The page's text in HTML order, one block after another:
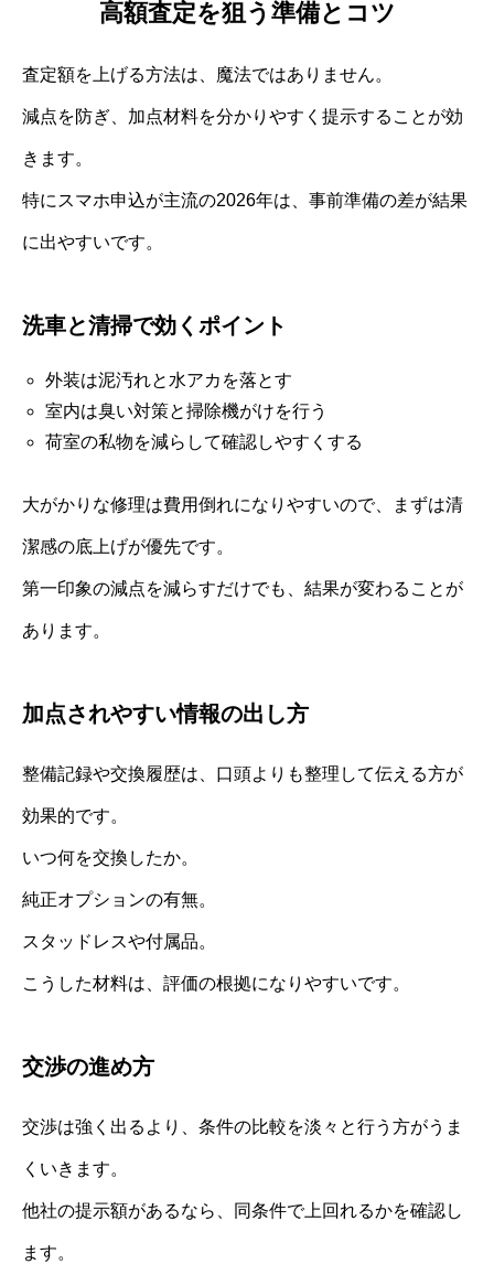
高額査定を狙う準備とコツ
査定額を上げる方法は、魔法ではありません。
減点を防ぎ、加点材料を分かりやすく提示することが効
きます。
特にスマホ申込が主流の2026年は、事前準備の差が結果
に出やすいです。
洗車と清掃で効くポイント
外装は泥汚れと水アカを落とす
室内は臭い対策と掃除機がけを行う
荷室の私物を減らして確認しやすくする
大がかりな修理は費用倒れになりやすいので、まずは清
潔感の底上げが優先です。
第一印象の減点を減らすだけでも、結果が変わることが
あります。
加点されやすい情報の出し方
整備記録や交換履歴は、口頭よりも整理して伝える方が
効果的です。
いつ何を交換したか。
純正オプションの有無。
スタッドレスや付属品。
こうした材料は、評価の根拠になりやすいです。
交渉の進め方
交渉は強く出るより、条件の比較を淡々と行う方がうま
くいきます。
他社の提示額があるなら、同条件で上回れるかを確認し
ます。